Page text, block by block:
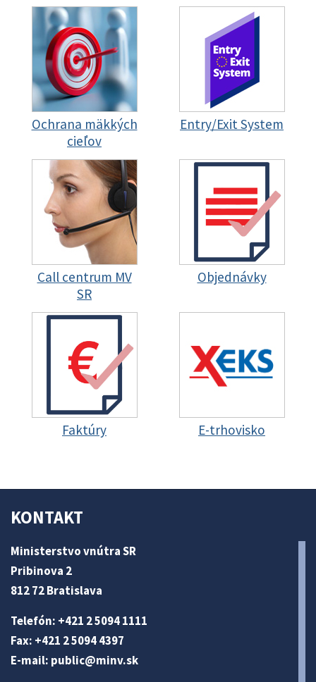
Ochrana mäkkých
cieľov
Entry/Exit System
Call centrum MV
SR
Objednávky
Faktúry E-trhovisko
KONTAKT
Ministerstvo vnútra SR
Pribinova 2
812 72 Bratislava
Telefón: +421 2 5094 1111
Fax: +421 2 5094 4397
E-mail: public@minv.sk